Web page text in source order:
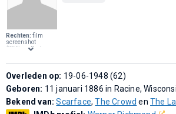
Rechten: film
screenshot
(William Berke
domain, via
Commons.
Overleden op: 19-06-1948 (62)
Geboren: 11 januari 1886 in Racine,
Bekend van:Scarface,The Crowd enThe